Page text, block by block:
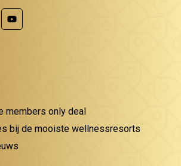
members only deal
bij de mooiste wellnessresorts